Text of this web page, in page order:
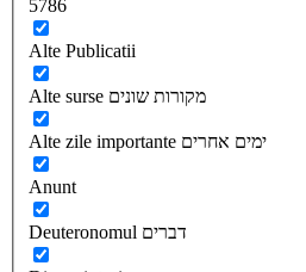
5786
Alte Publicatii
Alte surse מקורות שונים
Alte zile importante ימים אחרים
Anunt
Deuteronomul דברים